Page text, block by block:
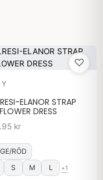
♡
ELANOR STRAP
DRESS
kr
RÖD
S M L +1